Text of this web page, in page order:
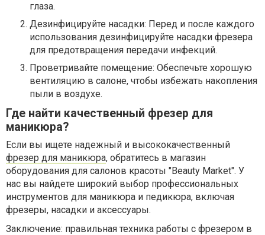
глаза.
Дезинфицируйте насадки: Перед и после каждого
использования дезинфицируйте насадки фрезера
для предотвращения передачи инфекций.
Проветривайте помещение: Обеспечьте хорошую
вентиляцию в салоне, чтобы избежать накопления
пыли в воздухе.
Где найти качественный фрезер для
маникюра?
Если вы ищете надежный и высококачественный
фрезер для маникюра, обратитесь в магазин
оборудования для салонов красоты "Beauty Market". У
нас вы найдете широкий выбор профессиональных
инструментов для маникюра и педикюра, включая
фрезеры, насадки и аксессуары.
Заключение: правильная техника работы с фрезером в